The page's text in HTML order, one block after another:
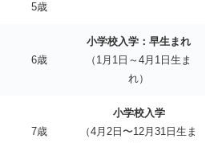
5歳
6歳
小学校入学：早生まれ
（1月1日～4月1日生ま
れ）
7歳
小学校入学
（4月2日〜12月31日生ま